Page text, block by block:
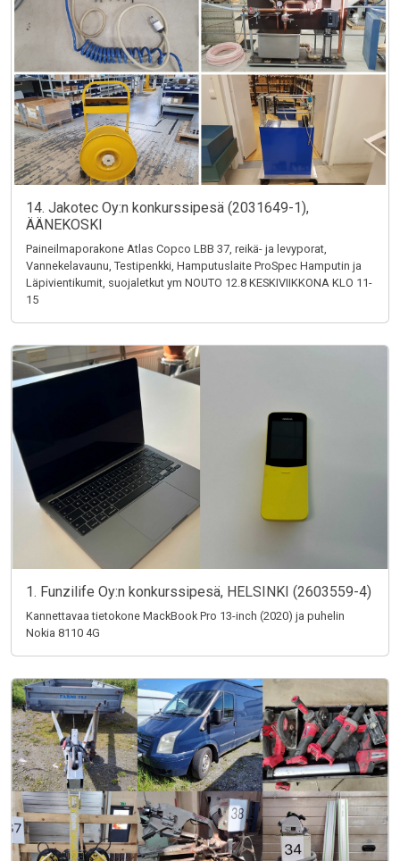
14. Jakotec Oy:n konkurssipesä (2031649-1),
ÄÄNEKOSKI
Paineilmaporakone Atlas Copco LBB 37, reikä- ja levyporat,
Vannekelavaunu, Testipenkki, Hamputuslaite ProSpec Hamputin ja
Läpivientikumit, suojaletkut ym NOUTO 12.8 KESKIVIIKKONA KLO 11-
15
1. Funzilife Oy:n konkurssipesä, HELSINKI (2603559-4)
Kannettavaa tietokone MackBook Pro 13-inch (2020) ja puhelin
Nokia 8110 4G